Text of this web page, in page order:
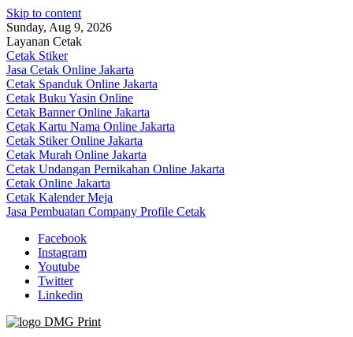
Skip to content
Sunday, Aug 9, 2026
Layanan Cetak
Cetak Stiker
Jasa Cetak Online Jakarta
Cetak Spanduk Online Jakarta
Cetak Buku Yasin Online
Cetak Banner Online Jakarta
Cetak Kartu Nama Online Jakarta
Cetak Stiker Online Jakarta
Cetak Murah Online Jakarta
Cetak Undangan Pernikahan Online Jakarta
Cetak Online Jakarta
Cetak Kalender Meja
Jasa Pembuatan Company Profile Cetak
Facebook
Instagram
Youtube
Twitter
Linkedin